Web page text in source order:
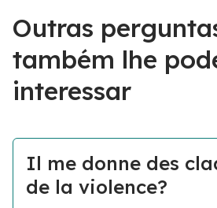
Outras
também lhe
interessar
Il me donne des
de la violence?